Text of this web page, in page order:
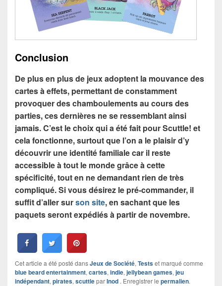
Conclusion
De plus en plus de jeux adoptent la mouvance des
cartes à effets, permettant de constamment
provoquer des chamboulements au cours des
parties, ces dernières ne se ressemblant ainsi
jamais. C’est le choix qui a été fait pour Scuttle! et
cela fonctionne, surtout que l’on a le plaisir d’y
découvrir une identité familiale car il reste
accessible à tout le monde grâce à cette
spécificité, tout en ne demandant rien de très
compliqué. Si vous désirez le pré-commander, il
suffit d’aller surson site, en sachant que les
paquets seront expédiés à partir de novembre.
Cet article a été posté dansJeux de Société, Testset marqué comme
blue beard entertainment, cartes, indie, jellybean games, jeu
indépendant, pirates, scuttleparInod . Enregistrer le permalien.